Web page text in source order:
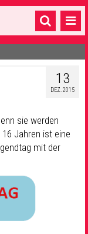
13
DEZ. 2015
sie werden
16 Jahren ist eine
mit der